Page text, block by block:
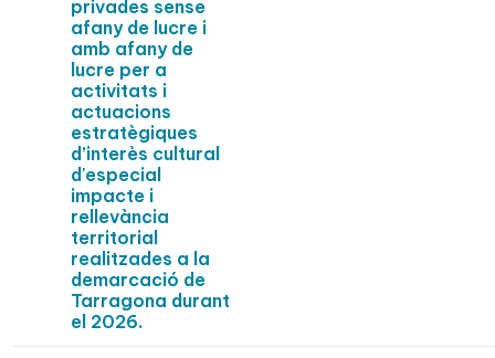
privades sense
afany de lucre i
amb afany de
lucre per a
activitats i
actuacions
estratègiques
d’interès cultural
d'especial
impacte i
rellevància
territorial
realitzades a la
demarcació de
Tarragona durant
el 2026.